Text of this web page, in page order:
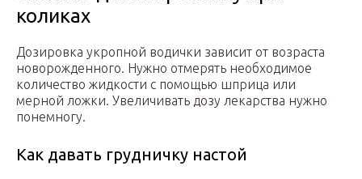
коликах
Дозировка укропной водички зависит от возраста
новорожденного. Нужно отмерять необходимое
количество жидкости с помощью шприца или
мерной ложки. Увеличивать дозу лекарства нужно
понемногу.
Как давать грудничку настой